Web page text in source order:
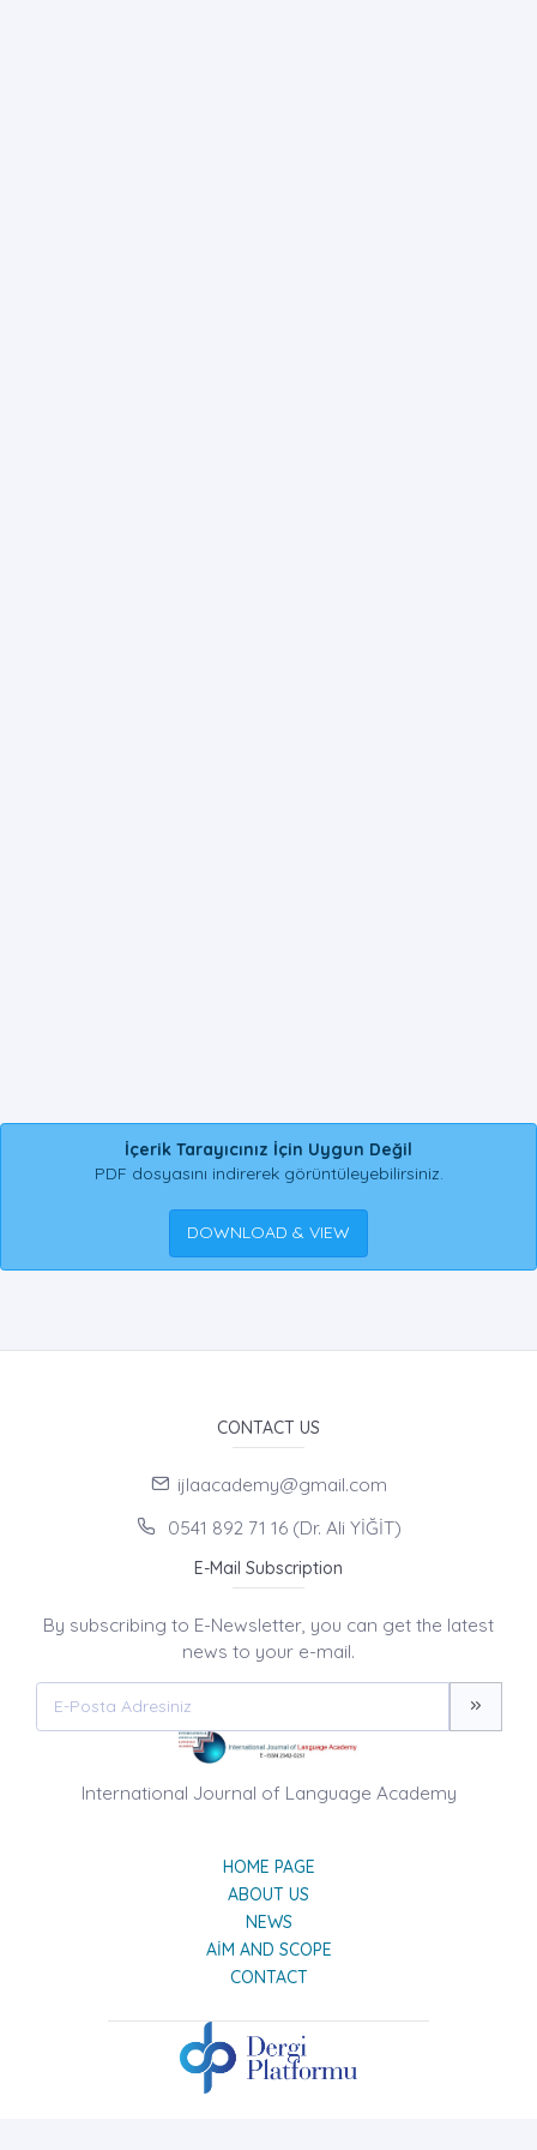
İçerik Tarayıcınız İçin Uygun Değil
PDF dosyasını indirerek görüntüleyebilirsiniz.
DOWNLOAD & VIEW
CONTACT US
ijlaacademy@gmail.com
0541 892 71 16 (Dr. Ali YİĞİT)
E-Mail Subscription
By subscribing to E-Newsletter, you can get the latest
news to your e-mail.
International Journal of Language Academy
HOME PAGE
ABOUT US
NEWS
AIM AND SCOPE
CONTACT